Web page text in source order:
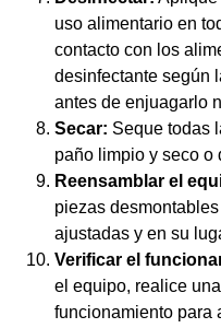
uso alimentario en
contacto con los
desinfectante según
antes de enjuagarlo
Secar: Seque todas
paño limpio y seco o
Reensamblar el
piezas
ajustadas y en su
Verificar el
el equipo, realice
funcionamiento para